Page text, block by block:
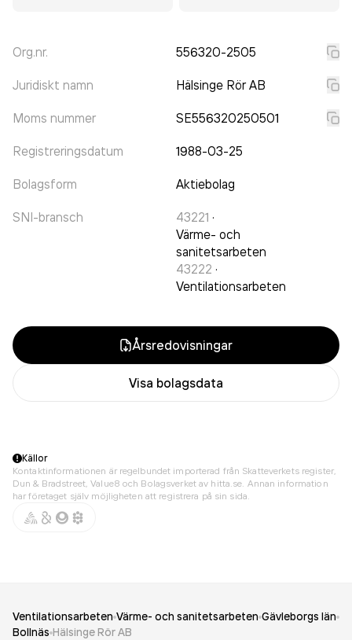
Org.nr. 556320-2505
Juridiskt namn Hälsinge Rör AB
Moms nummer SE556320250501
Registreringsdatum 1988-03-25
Bolagsform Aktiebolag
SNI-bransch 43221 ·
Värme- och
sanitetsarbeten
43222 ·
Ventilationsarbeten
Årsredovisningar
Visa bolagsdata
Källor
Kontaktinformationen är regelbundet importerad från Skatteverkets register,
Dun & Bradstreet, Value8 och Bolagsverket av hitta.se. Annan information
har företaget själv möjligheten att registrera på sin sida.
Ventilationsarbeten Värme- och sanitetsarbeten Gävleborgs län
Bollnäs Hälsinge Rör AB